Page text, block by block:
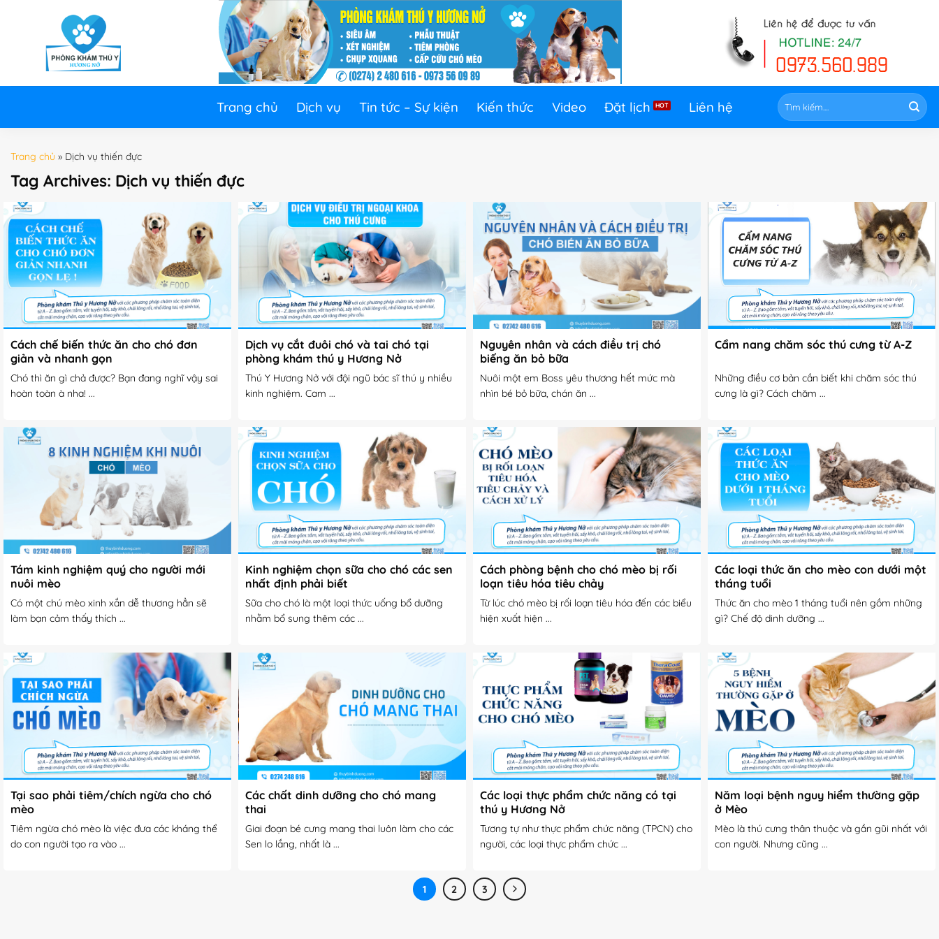
Trang chủ Dịch vụ Tin tức – Sự kiện Kiến thức Video Đặt lịch Liên hệ
Tìm
kiếm:
Trang chủ » Dịch vụ thiến đực
Tag Archives: Dịch vụ thiến đực
Cách chế biến thức ăn cho chó đơn
giản và nhanh gọn
Chó thì ăn gì chả được? Bạn đang nghĩ vậy sai
hoàn toàn à nha! ...
Dịch vụ cắt đuôi chó và tai chó tại
phòng khám thú y Hương Nở
Thú Y Hương Nở với đội ngũ bác sĩ thú y nhiều
kinh nghiệm. Cam ...
Nguyên nhân và cách điều trị chó
biếng ăn bỏ bữa
Nuôi một em Boss yêu thương hết mức mà
nhìn bé bỏ bữa, chán ăn ...
Cẩm nang chăm sóc thú cưng từ A-Z
Những điều cơ bản cần biết khi chăm sóc thú
cưng là gì? Cách chăm ...
Tám kinh nghiệm quý cho người mới
nuôi mèo
Có một chú mèo xinh xắn dễ thương hẳn sẽ
làm bạn cảm thấy thích ...
Kinh nghiệm chọn sữa cho chó các sen
nhất định phải biết
Sữa cho chó là một loại thức uống bổ dưỡng
nhằm bổ sung thêm các ...
Cách phòng bệnh cho chó mèo bị rối
loạn tiêu hóa tiêu chảy
Từ lúc chó mèo bị rối loạn tiêu hóa đến các biểu
hiện xuất hiện ...
Các loại thức ăn cho mèo con dưới một
tháng tuổi
​​​​​​​Thức ăn cho mèo 1 tháng tuổi nên gồm những
gì? Chế độ dinh dưỡng ...
Tại sao phải tiêm/chích ngừa cho chó
mèo
Tiêm ngừa chó mèo là việc đưa các kháng thể
do con người tạo ra vào ...
Các chất dinh dưỡng cho chó mang
thai
Giai đoạn bé cưng mang thai luôn làm cho các
Sen lo lắng, nhất là ...
Các loại thực phẩm chức năng có tại
thú y Hương Nở
Tương tự như thực phẩm chức năng (TPCN) cho
người, các loại thực phẩm chức ...
Năm loại bệnh nguy hiểm thường gặp
ở Mèo
Mèo là thú cưng thân thuộc và gần gũi nhất với
con người. Nhưng cũng ...
1 2 3